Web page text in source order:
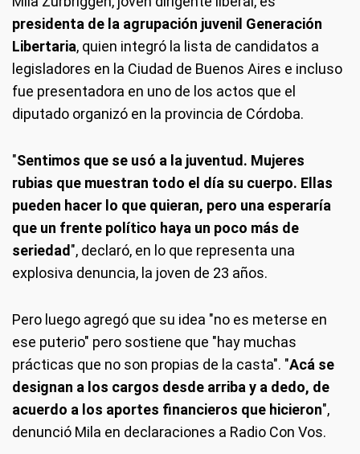
presidenta de la agrupación juvenil Generación
Libertaria, quien integró la lista de candidatos a
legisladores en la Ciudad de Buenos Aires e incluso
fue presentadora en uno de los actos que el
diputado organizó en la provincia de Córdoba.
"Sentimos que se usó a la juventud. Mujeres
rubias que muestran todo el día su cuerpo. Ellas
pueden hacer lo que quieran, pero una esperaría
que un frente político haya un poco más de
seriedad", declaró, en lo que representa una
explosiva denuncia, la joven de 23 años.
Pero luego agregó que su idea "no es meterse en
ese puterio" pero sostiene que "hay muchas
prácticas que no son propias de la casta". "Acá se
designan a los cargos desde arriba y a dedo, de
acuerdo a los aportes financieros que hicieron",
denunció Mila en declaraciones a Radio Con Vos.